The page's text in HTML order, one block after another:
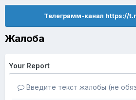
Телеграмм-канал https://
Жалоба
Your Report
Введите текст жалобы (не